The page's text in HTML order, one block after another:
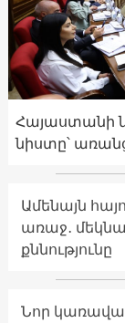
Հայաստանի
նիստը՝
Ամենայն
առաջ․
քննությունը
Նոր